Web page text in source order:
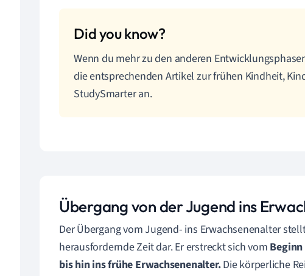
Wenn du mehr zu den anderen
die entsprechenden Artikel zur frühen Kindheit,
StudySmarter an.
Übergang von der Jugend ins
Der Übergang vom Jugend- ins Erwachsenenalter
herausfordernde Zeit dar. Er erstreckt sich vom
bis hin ins frühe Erwachsenenalter.Die körperliche